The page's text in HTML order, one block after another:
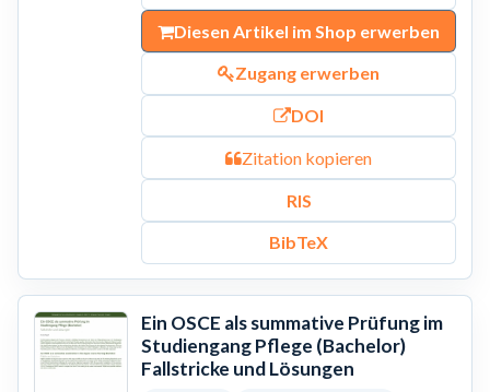
Diesen Artikel im Shop erwerben
Zugang erwerben
DOI
Zitation kopieren
RIS
BibTeX
Ein OSCE als summative Prüfung im
Studiengang Pflege (Bachelor)
Fallstricke und Lösungen